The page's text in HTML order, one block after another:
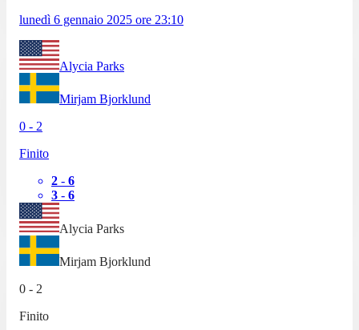
lunedì 6 gennaio 2025 ore 23:10
Alycia Parks
Mirjam Bjorklund
0 - 2
Finito
2 - 6
3 - 6
Alycia Parks
Mirjam Bjorklund
0 - 2
Finito